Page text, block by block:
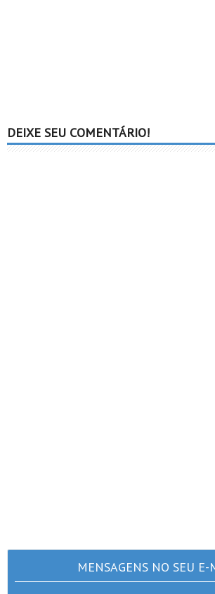
DEIXE SEU COMENTÁRIO!
MENSAGENS NO SEU E-